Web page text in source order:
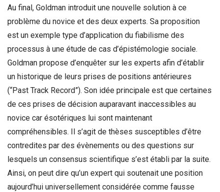
Au final, Goldman introduit une nouvelle solution à ce
problème du novice et des deux experts. Sa proposition
est un exemple type d’application du fiabilisme des
processus à une étude de cas d’épistémologie sociale.
Goldman propose d’enquêter sur les experts afin d’établir
un historique de leurs prises de positions antérieures
(“Past Track Record”). Son idée principale est que certaines
de ces prises de décision auparavant inaccessibles au
novice car ésotériques lui sont maintenant
compréhensibles. Il s’agit de thèses susceptibles d’être
contredites par des évènements ou des questions sur
lesquels un consensus scientifique s’est établi par la suite.
Ainsi, on peut dire qu’un expert qui soutenait une position
aujourd’hui universellement considérée comme fausse